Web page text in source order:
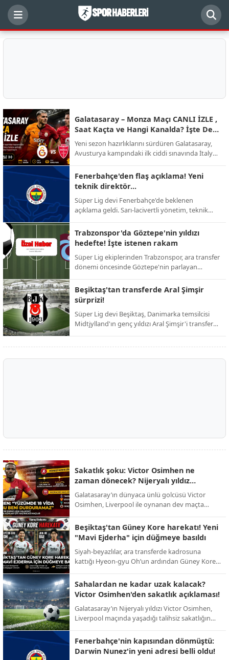
Galatasaray – Monza Maçı CANLI İZLE ,
Saat Kaçta ve Hangi Kanalda? İşte Dev
Randevunun Detayları
Yeni sezon hazırlıklarını sürdüren Galatasaray,
Avusturya kampındaki ilk ciddi sınavında İtalyan
Futbolseverlerin merakla beklediği kritik hazırlık
mücadelesinin yayın kanalı, başlama saati ve
muhtemel kadro detayları netleşti.
Fenerbahçe'den flaş açıklama! Yeni
teknik direktör...
Süper Lig devi Fenerbahçe'de beklenen
açıklama geldi. Sarı-lacivertli yönetim, teknik
ardından resmi duyuruyu yaptı. Taraftarların
günlerdir merakla beklediği isim netleşti.
Trabzonspor'da Göztepe'nin yıldızı
hedefte! İşte istenen rakam
Süper Lig ekiplerinden Trabzonspor, ara transfer
dönemi öncesinde Göztepe'nin parlayan
Bordo-mavili yönetimin, iddialı bir kadro kurma
hedefi doğrultusunda girişimlerini hızlandırdığı
öğrenildi.
Beşiktaş'tan transferde Aral Şimşir
sürprizi!
Süper Lig devi Beşiktaş, Danimarka temsilcisi
Midtjylland'ın genç yıldızı Aral Şimşir'i transfer
Sakatlık şoku: Victor Osimhen ne
zaman dönecek? Nijeryalı yıldız
sessizliğini bozdu!
Galatasaray’ın dünyaca ünlü golcüsü Victor
Osimhen, Liverpool ile oynanan dev maçta
konuştu. Yıldız oyuncu, sahalardan uzak
kalacağı süreyi bizzat açıkladı.
Beşiktaş'tan Güney Kore harekatı! Yeni
"Mavi Ejderha" için düğmeye basıldı
Siyah-beyazlılar, ara transferde kadrosuna
kattığı Hyeon-gyu Oh’un ardından Güney Kore
Ada’da fırtınalar estiren Jun-ho Bae.
Sahalardan ne kadar uzak kalacak?
Victor Osimhen'den sakatlık açıklaması!
Galatasaray’ın Nijeryalı yıldızı Victor Osimhen,
Liverpool maçında yaşadığı talihsiz sakatlığın
tarihi bizzat duyurdu.
Fenerbahçe'nin kapısından dönmüştü:
Darwin Nunez'in yeni adresi belli oldu!